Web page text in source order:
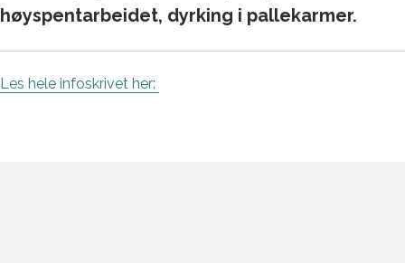
høyspentarbeidet, dyrking i pallekarmer.
Les hele infoskrivet her: